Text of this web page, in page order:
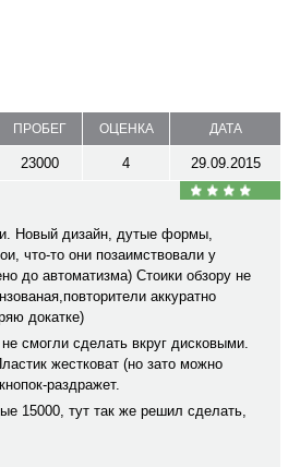
ПРОБЕГ ОЦЕНКА ДАТА
23000 4 29.09.2015
Новый дизайн, дутые формы,
что-то они позаимствовали у
до автоматизма) Стоики обзору не
аккуратно
докатке)
смогли сделать вкруг дисковыми.
жестковат (но зато можно
раздражет.
15000, тут так же решил сделать,